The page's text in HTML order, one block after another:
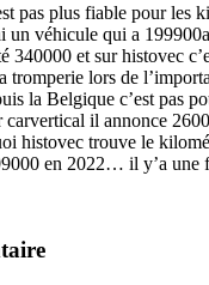
pas plus fiable pour les
un véhicule qui a
340000 et sur histovec
tromperie lors de
la Belgique c’est pas
carvertical il annonce
histovec trouve le
en 2022… il y’a une